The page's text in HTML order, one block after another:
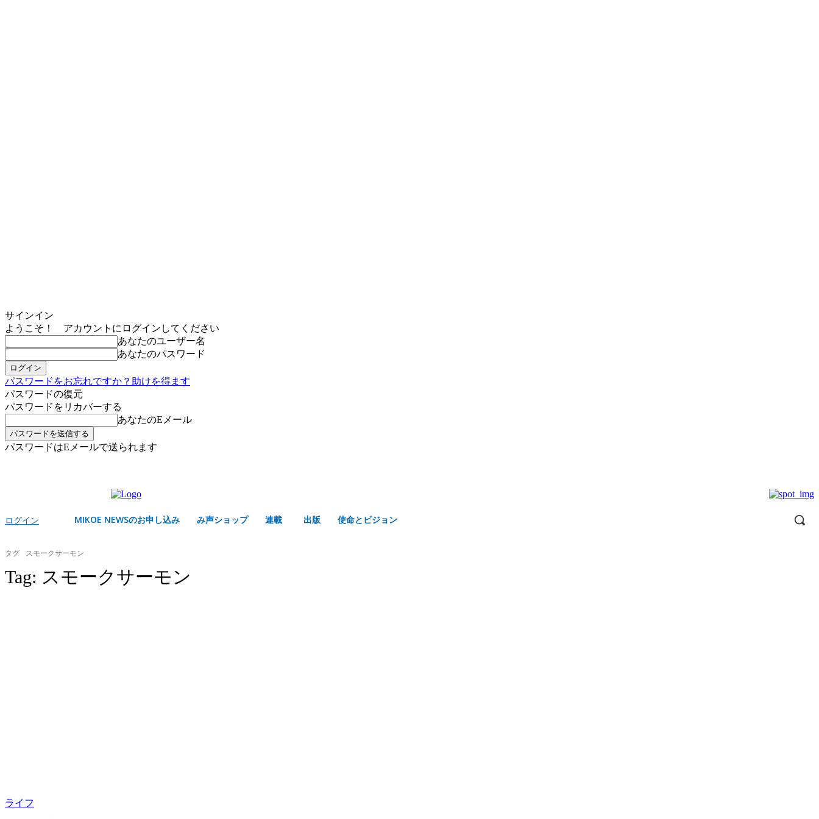
サインイン
ようこそ！ アカウントにログインしてください
あなたのユーザー名
あなたのパスワード
パスワードをお忘れですか？助けを得ます
パスワードの復元
パスワードをリカバーする
あなたのEメール
パスワードはEメールで送られます
ログイン MIKOE NEWSのお申し込み み声ショップ 連載 出版 使命とビジョン
タグ スモークサーモン
Tag: スモークサーモン
ライフ